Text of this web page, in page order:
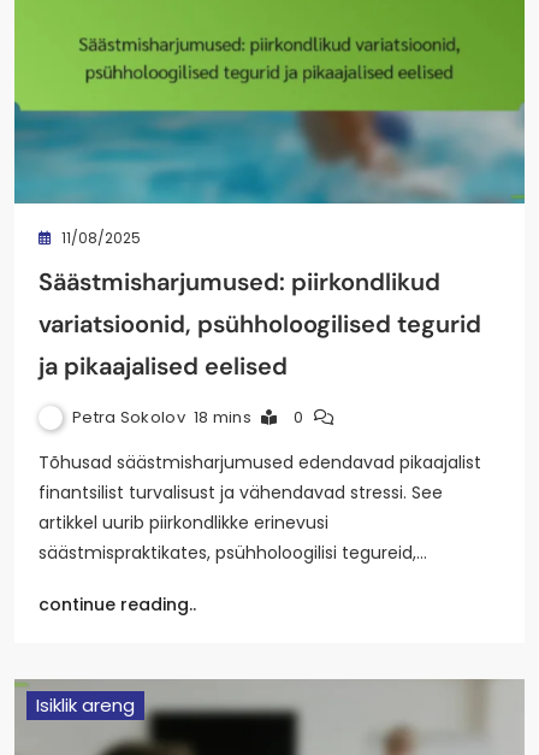
11/08/2025
Säästmisharjumused: piirkondlikud
variatsioonid, psühholoogilised tegurid
ja pikaajalised eelised
Petra Sokolov 18 mins 0
Tõhusad säästmisharjumused edendavad pikaajalist
finantsilist turvalisust ja vähendavad stressi. See
artikkel uurib piirkondlikke erinevusi
säästmispraktikates, psühholoogilisi tegureid,…
continue reading..
Isiklik areng